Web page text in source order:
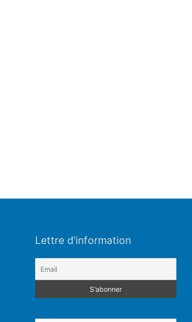
Lettre d’information